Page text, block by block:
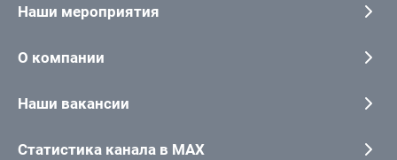
Наши мероприятия
О компании
Наши вакансии
Статистика канала в MAX